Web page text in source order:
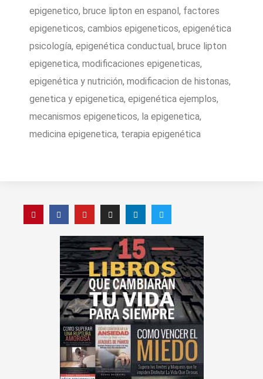
epigenetico, bruce lipton en espanol, factores
epigeneticos, cambios epigeneticos, epigenética
psicología, epigenética conductual, bruce lipton
epigenetica, modificaciones epigeneticas,
epigenética y nutrición, modificacion de histonas,
genetica y epigenetica, epigenética ejemplos,
mecanismos epigeneticos, la epigenetica,
medicina epigenetica, terapia epigenética